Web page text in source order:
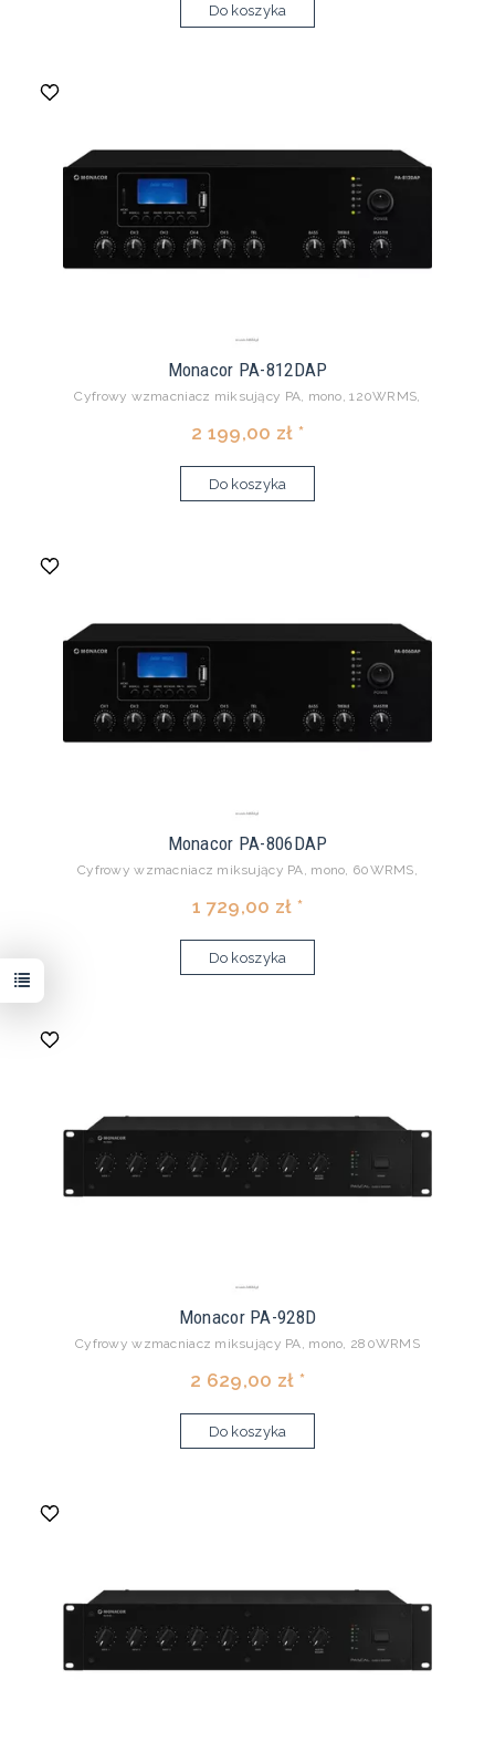
Do koszyka
Monacor PA-812DAP
Cyfrowy wzmacniacz miksujący PA, mono, 120WRMS,
2 199,00 zł *
Do koszyka
Monacor PA-806DAP
Cyfrowy wzmacniacz miksujący PA, mono, 60WRMS,
1 729,00 zł *
Do koszyka
Monacor PA-928D
Cyfrowy wzmacniacz miksujący PA, mono, 280WRMS
2 629,00 zł *
Do koszyka